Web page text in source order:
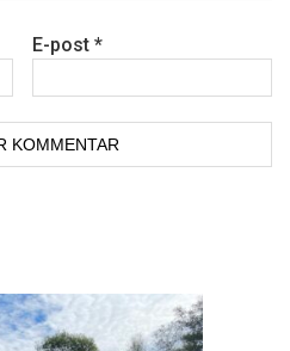
E-post*